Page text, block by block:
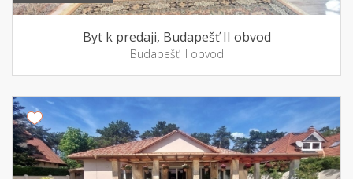
Byt k predaji, Budapešť II obvod
Budapešť II obvod